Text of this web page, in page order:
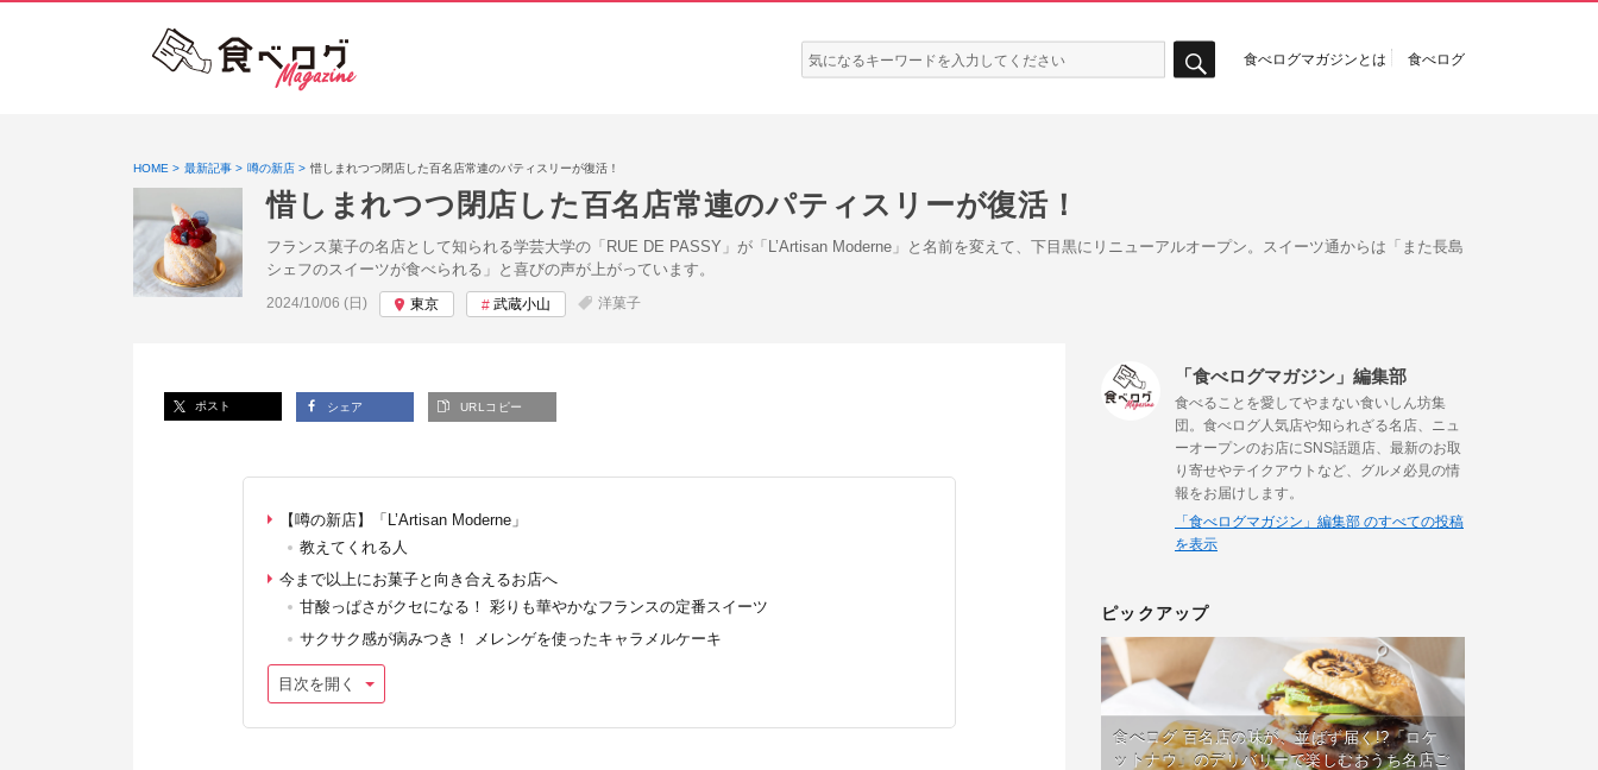
検
索:
食べログマガジンとは 食べログ
HOME 最新記事 噂の新店 惜しまれつつ閉店した百名店常連のパティスリーが復活！
惜しまれつつ閉店した百名店常連のパティスリーが復活！
フランス菓子の名店として知られる学芸大学の「RUE DE PASSY」が「L’Artisan Moderne」と名前を変えて、下目黒にリニューアルオープン。スイーツ通からは「また長島
シェフのスイーツが食べられる」と喜びの声が上がっています。
投稿日:
2024/10/06 (日) 東京 武蔵小山 洋菓子
ポスト シェア URLコピー
【噂の新店】「L’Artisan Moderne」
教えてくれる人
今まで以上にお菓子と向き合えるお店へ
甘酸っぱさがクセになる！ 彩りも華やかなフランスの定番スイーツ
サクサク感が病みつき！ メレンゲを使ったキャラメルケーキ
目次を開く
「食べログマガジン」編集部
食べることを愛してやまない食いしん坊集
団。食べログ人気店や知られざる名店、ニュ
ーオープンのお店にSNS話題店、最新のお取
り寄せやテイクアウトなど、グルメ必見の情
報をお届けします。
「食べログマガジン」編集部 のすべての投稿
を表示
ピックアップ
食べログ 百名店の味が、並ばず届く!?「ロケ
ットナウ」のデリバリーで楽しむおうち名店ご